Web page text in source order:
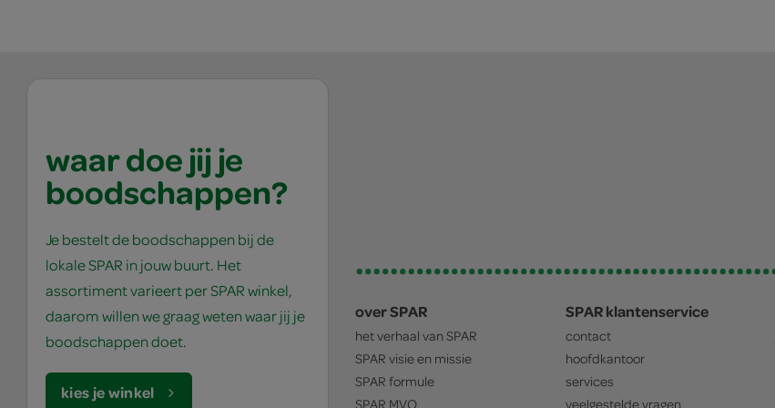
waar doe jij je
boodschappen?
Je bestelt de boodschappen bij de
lokale SPAR in jouw buurt. Het
assortiment varieert per SPAR winkel,
daarom willen we graag weten waar jij je
boodschappen doet.
kies je winkel
over SPAR
het verhaal van SPAR
SPAR visie en missie
SPAR formule
SPAR MVO
SPAR klantenservice
contact
hoofdkantoor
services
veelgestelde vragen